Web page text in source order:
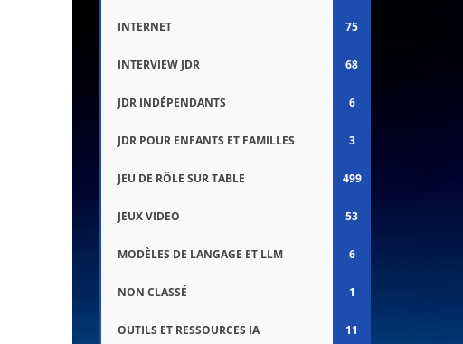
INTERNET 75
INTERVIEW JDR 68
JDR INDÉPENDANTS 6
JDR POUR ENFANTS ET FAMILLES 3
JEU DE RÔLE SUR TABLE 499
JEUX VIDEO 53
MODÈLES DE LANGAGE ET LLM 6
NON CLASSÉ 1
OUTILS ET RESSOURCES IA 11